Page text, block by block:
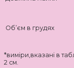
Об’єм в грудях
*виміри,вказані в
2 см.